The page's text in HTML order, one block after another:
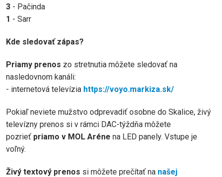
3 - Pačinda
1 - Sarr
Kde sledovať zápas?
Priamy prenos zo stretnutia môžete sledovať na
nasledovnom kanáli:
- internetová televízia https://voyo.markiza.sk/
Pokiaľ neviete mužstvo odprevadiť osobne do Skalice, živý
televízny prenos si v rámci DAC-týždňa môžete
pozrieť priamo v MOL Aréne na LED panely. Vstupe je
voľný.
Živý textový prenos si môžete prečítať na našej